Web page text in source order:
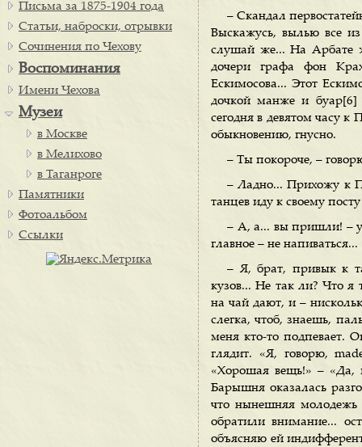
– Скандал
Выскажусь, вылью все
слушай же... На Арбате
дочери графа фон
Ескимосова... Этот
дочкой манже и буар[6]
сегодня в девятом часу
обыкновению, гнусно.
– Ты покороче, –
– Ладно... Прихожу к
танцев иду к своему
– А, а... вы пришли! –
главное – не напиваться...
– Я, брат, привык к
кузов... Не так ли? Что
на чай дают, и –
слегка, чтоб, знаешь,
меня кто-то подпевает.
глядит. «Я, говорю,
«Хорошая вещь!» – «Да,
Барышня оказалась
что нынешняя молодежь
обратили внимание...
объясняю ей
Письма за 1875-1904 года
Статьи, наброски, отрывки
Сочинения по Чехову
Воспоминания
Имени Чехова
Музеи
в Москве
в Мелихово
в Таганроге
Памятники
Фотоальбом
Ссылки